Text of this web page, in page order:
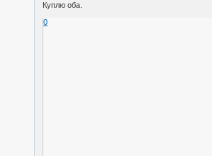
Куплю оба.
0